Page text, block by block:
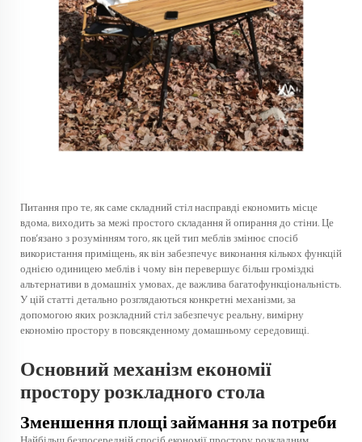
Питання про те, як саме складний стіл насправді економить місце
вдома, виходить за межі простого складання й опирання до стіни. Це
пов’язано з розумінням того, як цей тип меблів змінює спосіб
використання приміщень, як він забезпечує виконання кількох функцій
однією одиницею меблів і чому він перевершує більш громіздкі
альтернативи в домашніх умовах, де важлива багатофункціональність.
У цій статті детально розглядаються конкретні механізми, за
допомогою яких розкладний стіл забезпечує реальну, вимірну
економію простору в повсякденному домашньому середовищі.
Основний механізм економії
простору розкладного стола
Зменшення площі займання за потреби